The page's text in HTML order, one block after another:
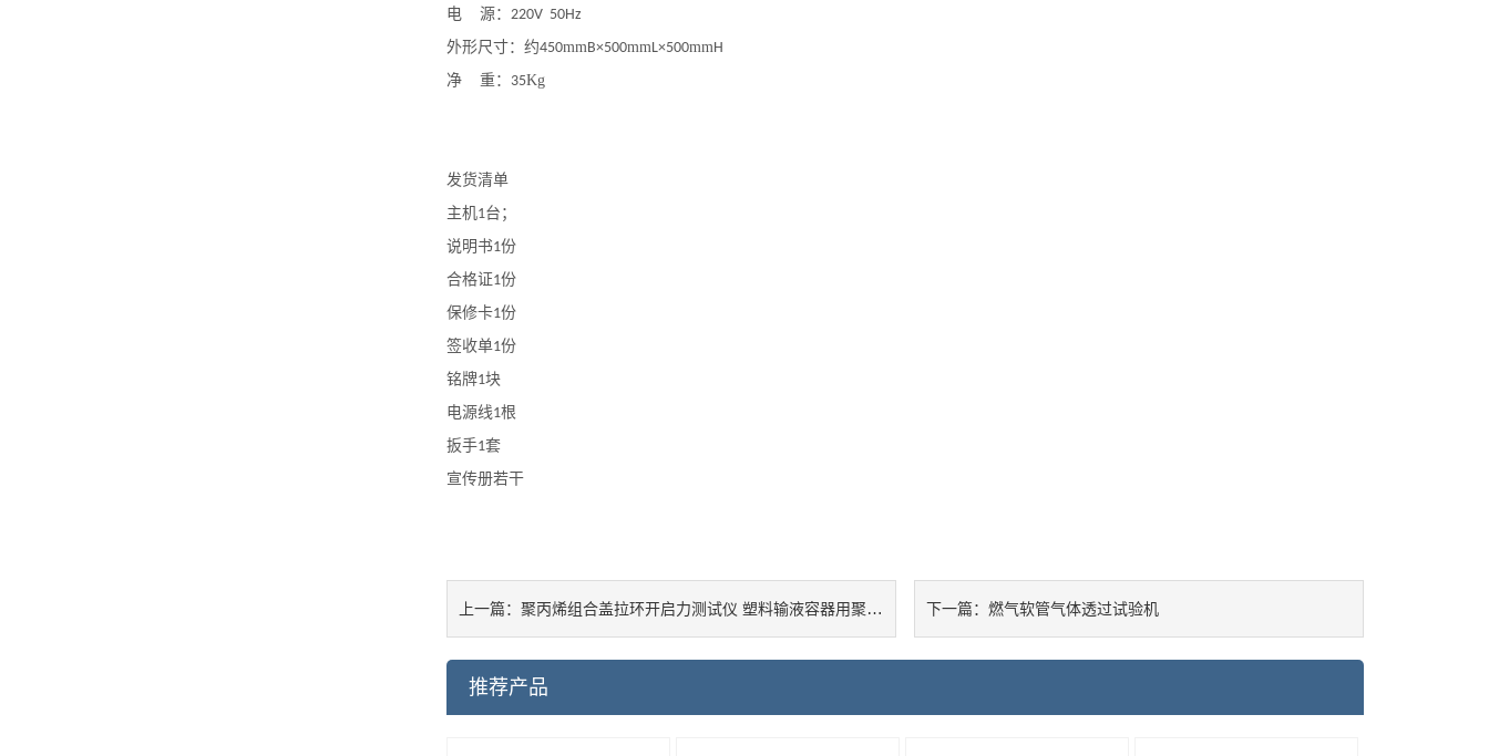
电
源： 220V 50Hz
外形尺寸： 约450mmB×500mmL×500mmH
净
重： 35Kg
发货清单
主机1台；
说明书1份
合格证1份
保修卡1份
签收单1份
铭牌1块
电源线1根
扳手1套
宣传册若干
上一篇： 聚丙烯组合盖拉环开启力测试仪 塑料输液容器用聚丙烯组合盖拉环开启力测试仪 下一篇： 燃气软管气体透过试验机
推荐产品